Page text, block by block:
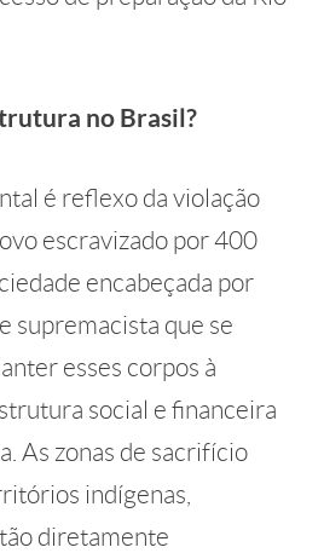
no Brasil?
é reflexo da violação
escravizado por 400
encabeçada por
supremacista que se
esses corpos à
social e financeira
As zonas de sacrifício
indígenas,
diretamente